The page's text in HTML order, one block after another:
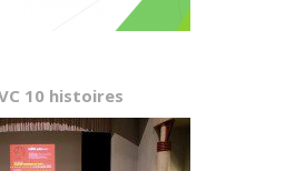
10 histoires